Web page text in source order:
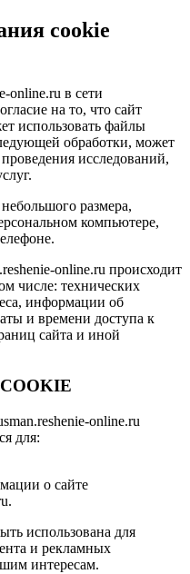
cookie
online.ru в сети
на то, что сайт
использовать файлы
обработки, может
исследований,
размера,
компьютере,
online.ru происходит
числе: технических
информации об
и времени доступа к
сайта и иной
online.ru
для:
о сайте
использована для
и рекламных
интересам.